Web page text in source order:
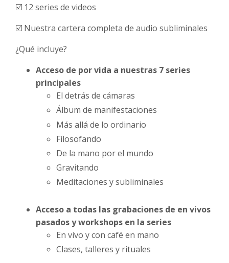
☑️ 12 series de videos
☑️ Nuestra cartera completa de audio subliminales
¿Qué incluye?
Acceso de por vida a nuestras 7 series
principales
El detrás de cámaras
Álbum de manifestaciones
Más allá de lo ordinario
Filosofando
De la mano por el mundo
Gravitando
Meditaciones y subliminales
Acceso a todas las grabaciones de en vivos
pasados y workshops en la series
En vivo y con café en mano
Clases, talleres y rituales